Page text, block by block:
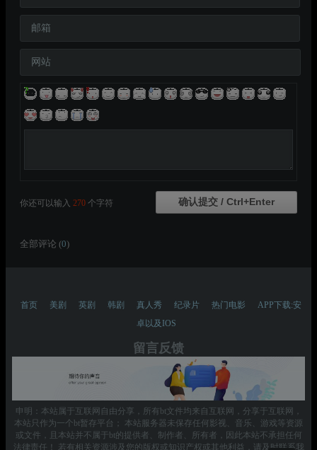
邮箱
网站
你还可以输入 270 个字符
全部评论 (0)
首页 美剧 英剧 韩剧 真人秀 纪录片 热门电影
APP下载:安
卓以及IOS
留言反馈
申明：本站属于互联网自由分享，所有bt文件均来自互联网，分享于互联网，
本站只作为一个bt暂存平台； 本站服务器未保存任何影视、音乐、游戏等资源
或文件，且本站并不属于bt的提供者、制作者、所有者，因此本站不承担任何
法律责任！ 若有相关资源涉及您的版权或知识产权或其他利益，请及时联系我